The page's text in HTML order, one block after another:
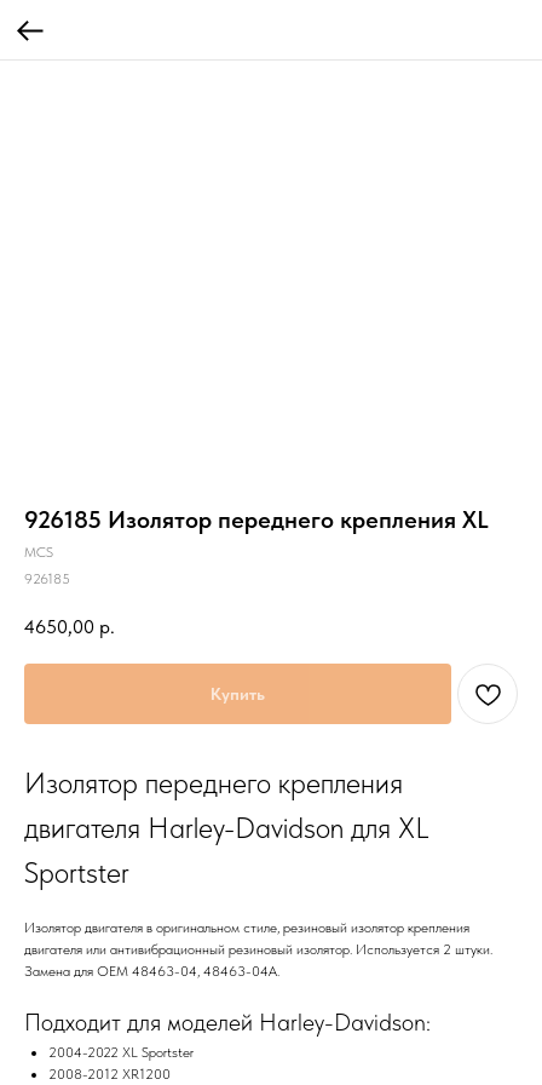
926185 Изолятор переднего крепления XL
MCS
926185
4650,00 р.
Купить
Изолятор переднего крепления
двигателя Harley-Davidson для XL
Sportster
Изолятор двигателя в оригинальном стиле, резиновый изолятор крепления
двигателя или антивибрационный резиновый изолятор. Используется 2 штуки.
Замена для OEM 48463-04, 48463-04A.
Подходит для моделей Harley-Davidson:
2004-2022 XL Sportster
2008-2012 XR1200